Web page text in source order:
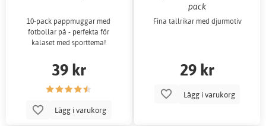
10-pack pappmuggar med
fotbollar på - perfekta för
kalaset med sporttema!
39 kr
Lägg i varukorg
pack
Fina tallrikar med djurmotiv
29 kr
Lägg i varukorg